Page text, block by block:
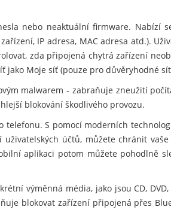
nebo neaktuální firmware. Nabízí
IP adresa, MAC adresa atd.).
zda připojená chytrá zařízení
Moje síť (pouze pro důvěryhodné
malwarem - zabraňuje zneužití
blokování škodlivého provozu.
S pomocí moderních
účtů, můžete chránit
aplikaci potom můžete pohodlně
výměnná média, jako jsou CD, DVD,
blokovat zařízení připojená přes